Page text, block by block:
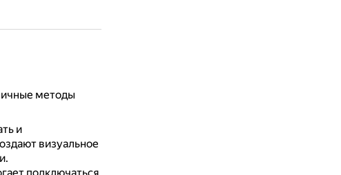
методы
и
визуальное